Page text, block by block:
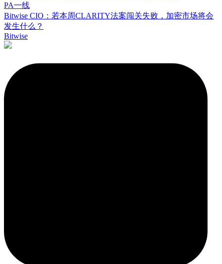
PA一线
Bitwise CIO：若本周CLARITY法案闯关失败，加密市场将会
发生什么？
Bitwise